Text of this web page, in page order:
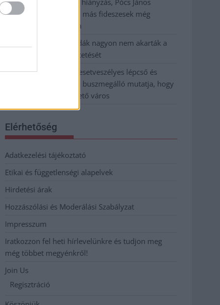
fizetéslevonást kapott, más fideszesek még
kevesebbet vittek haza
A Szolnok megyei gazdák nagyon nem akarták a
JÉGER további üzemeltetését
Csendélet 5.0: alig balesetveszélyes lépcső és
remek állapotban levő buszmegálló mutatja, hogy
Szolnok mennyire élhető város
Elérhetőség
Adatkezelési tájékoztató
Etikai és függetlenségi alapelvek
Hirdetési árak
Hozzászólási és Moderálási Szabályzat
Impresszum
Iratkozzon fel heti hírlevelünkre és tudjon meg
még többet megyénkről!
Join Us
Regisztráció